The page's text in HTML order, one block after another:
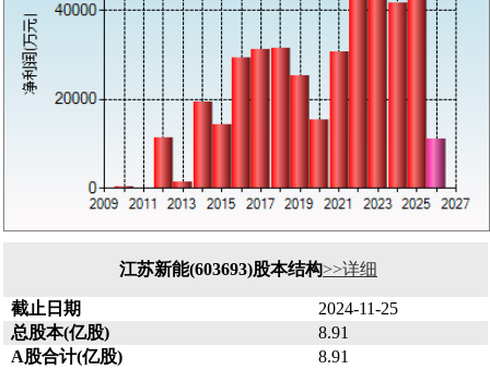
江苏新能(603693)股本结构>>详细
截止日期
2024-11-25
总股本(亿股)
8.91
A股合计(亿股)
8.91